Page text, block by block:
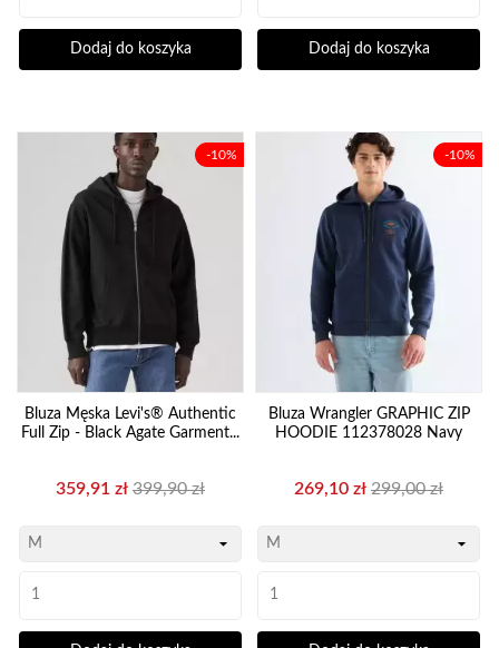
Dodaj do koszyka Dodaj do koszyka
Bluza Męska Levi's® Authentic
Full Zip - Black Agate Garment...
Cena
359,91 zł Cena
podstawowa
399,90 zł
-10%
Bluza Wrangler GRAPHIC ZIP
HOODIE 112378028 Navy
Cena
269,10 zł Cena
podstawowa
299,00 zł
-10%